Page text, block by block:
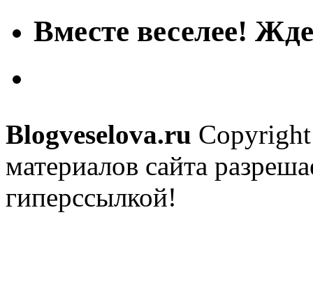
Вместе веселее!
Blogveselova.ru
материалов сайта
гиперссылкой!